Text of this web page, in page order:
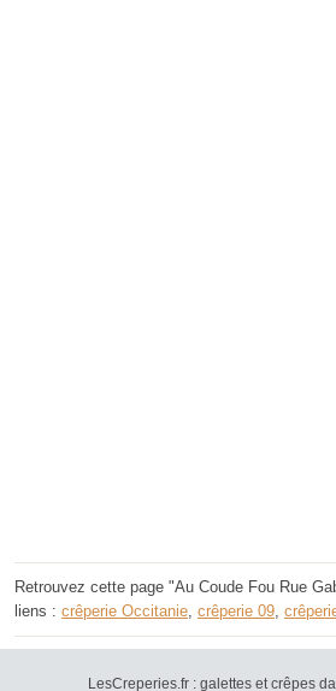
Retrouvez cette page "Au Coude Fou Rue
liens : crêperie Occitanie crêperie 09
LesCreperies.fr : galettes et crêpes